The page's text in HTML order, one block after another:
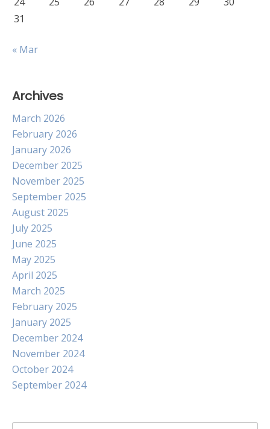
31
« Mar
Archives
March 2026
February 2026
January 2026
December 2025
November 2025
September 2025
August 2025
July 2025
June 2025
May 2025
April 2025
March 2025
February 2025
January 2025
December 2024
November 2024
October 2024
September 2024